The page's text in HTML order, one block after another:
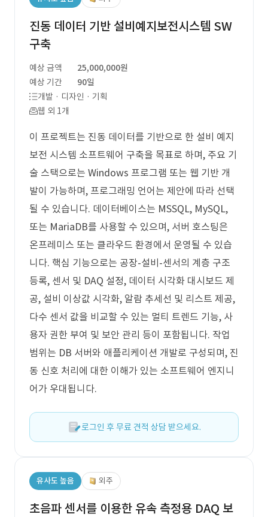
진동 데이터 기반 설비예지보전시스템 SW
구축
예상 금액
25,000,000원
예상 기간
90일
개발 · 디자인 · 기획
웹 외 1개
이 프로젝트는 진동 데이터를 기반으로 한 설비 예지
보전 시스템 소프트웨어 구축을 목표로 하며, 주요 기
술 스택으로는 Windows 프로그램 또는 웹 기반 개
발이 가능하며, 프로그래밍 언어는 제안에 따라 선택
될 수 있습니다. 데이터베이스는 MSSQL, MySQL,
또는 MariaDB를 사용할 수 있으며, 서버 호스팅은
온프레미스 또는 클라우드 환경에서 운영될 수 있습
니다. 핵심 기능으로는 공장-설비-센서의 계층 구조
등록, 센서 및 DAQ 설정, 데이터 시각화 대시보드 제
공, 설비 이상값 시각화, 알람 추세선 및 리스트 제공,
다수 센서 값을 비교할 수 있는 멀티 트렌드 기능, 사
용자 권한 부여 및 보안 관리 등이 포함됩니다. 작업
범위는 DB 서버와 애플리케이션 개발로 구성되며, 진
동 신호 처리에 대한 이해가 있는 소프트웨어 엔지니
어가 우대됩니다.
로그인 후 무료 견적 상담 받으세요.
유사도 높음 외주
초음파 센서를 이용한 유속 측정용 DAQ 보